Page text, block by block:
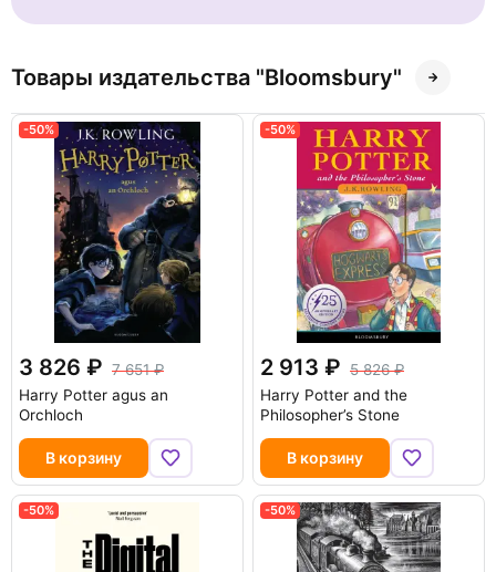
Товары издательства "Bloomsbury"
-50%
3 826
7 651
Harry Potter agus an
Orchloch
В корзину
-50%
2 913
5 826
Harry Potter and the
Philosopher’s Stone
В корзину
-50% -50%